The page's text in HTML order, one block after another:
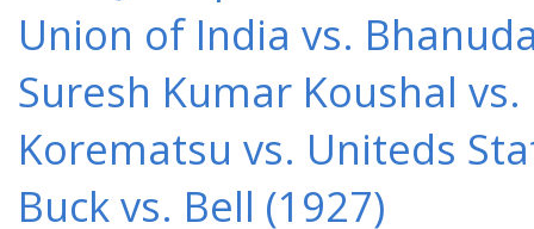
Union of India vs.
Suresh Kumar Koushal
Korematsu vs. Uniteds
Buck vs. Bell (1927)